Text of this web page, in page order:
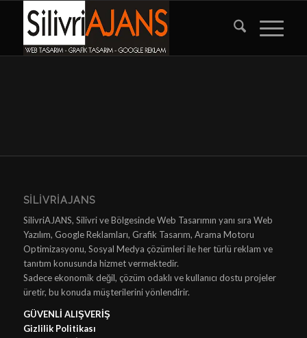
SILIVRIAJANS
SilivriAJANS, Silivri ve Bölgesinde Web Tasarımın yanı sıra Web
Yazılım, Google Reklamları, Grafik Tasarım, Arama Motoru
Optimizasyonu, Sosyal Medya çözümleri ile her türlü reklam ve
tanıtım konusunda hizmet vermektedir.
Sadece ekonomik değil, çözüm odaklı ve kullanıcı dostu projeler
üretir, bu konuda müşterilerini yönlendirir.
GÜVENLİ ALIŞVERİŞ
Gizlilik Politikası